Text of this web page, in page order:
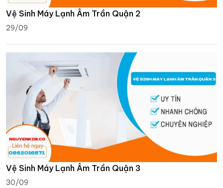
Vệ Sinh Máy Lạnh Âm Trần Quận 2
29/09
Vệ Sinh Máy Lạnh Âm Trần Quận 3
30/09